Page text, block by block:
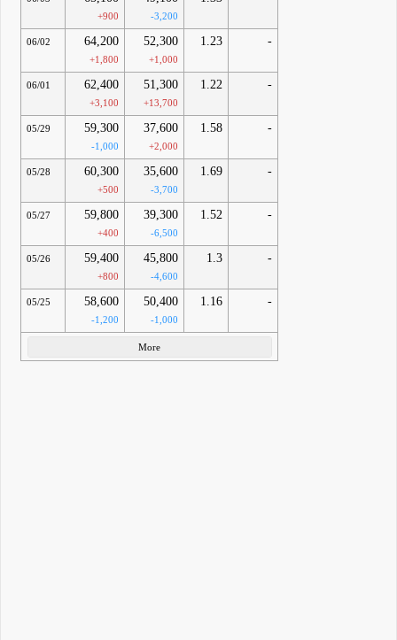
+900 -3,200
06/02 64,200
+1,800
52,300
+1,000
1.23 -
06/01 62,400
+3,100
51,300
+13,700
1.22 -
05/29 59,300
-1,000
37,600
+2,000
1.58 -
05/28 60,300
+500
35,600
-3,700
1.69 -
05/27 59,800
+400
39,300
-6,500
1.52 -
05/26 59,400
+800
45,800
-4,600
1.3 -
05/25 58,600
-1,200
50,400
-1,000
1.16 -
More